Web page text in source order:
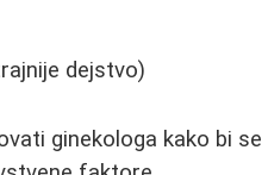
dejstvo)
ginekologa kako bi